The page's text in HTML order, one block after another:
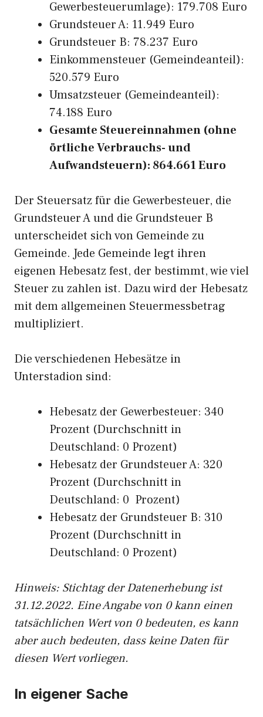
Gewerbesteuerumlage): 179.708 Euro
Grundsteuer A: 11.949 Euro
Grundsteuer B: 78.237 Euro
Einkommensteuer (Gemeindeanteil):
520.579 Euro
Umsatzsteuer (Gemeindeanteil):
74.188 Euro
Gesamte Steuereinnahmen (ohne
örtliche Verbrauchs- und
Aufwandsteuern): 864.661 Euro
Der Steuersatz für die Gewerbesteuer, die
Grundsteuer A und die Grundsteuer B
unterscheidet sich von Gemeinde zu
Gemeinde. Jede Gemeinde legt ihren
eigenen Hebesatz fest, der bestimmt, wie viel
Steuer zu zahlen ist. Dazu wird der Hebesatz
mit dem allgemeinen Steuermessbetrag
multipliziert.
Die verschiedenen Hebesätze in
Unterstadion sind:
Hebesatz der Gewerbesteuer: 340
Prozent (Durchschnitt in
Deutschland: 0 Prozent)
Hebesatz der Grundsteuer A: 320
Prozent (Durchschnitt in
Deutschland: 0 Prozent)
Hebesatz der Grundsteuer B: 310
Prozent (Durchschnitt in
Deutschland: 0 Prozent)
Hinweis: Stichtag der Datenerhebung ist
31.12.2022. Eine Angabe von 0 kann einen
tatsächlichen Wert von 0 bedeuten, es kann
aber auch bedeuten, dass keine Daten für
diesen Wert vorliegen.
In eigener Sache